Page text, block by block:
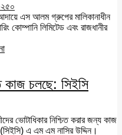
০
এস আলম গ্রুপের মালিকানাধীন
লিমিটেড এবং রাজধানীর
কাজ চলছে: সিইসি
ভোটাধিকার নিশ্চিত করার জন্য কাজ
(সিইসি) এ এম এম নাসির উদ্দিন।